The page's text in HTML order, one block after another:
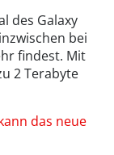
des Galaxy
bei
findest. Mit
2 Terabyte
das neue